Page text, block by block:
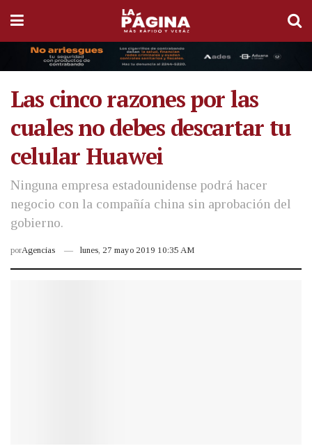
Las cinco razones por las
cuales no debes descartar tu
celular Huawei
Ninguna empresa estadounidense podrá hacer
negocio con la compañía china sin aprobación del
gobierno.
porAgencias lunes, 27 mayo 2019 10:35 AM